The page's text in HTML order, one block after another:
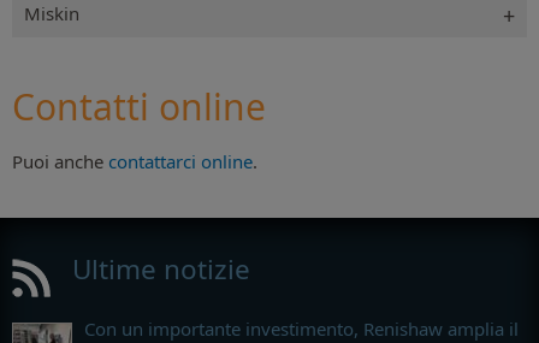
Miskin
Contatti online
Puoi anche contattarci online.
Ultime notizie
Con un importante investimento, Renishaw amplia il